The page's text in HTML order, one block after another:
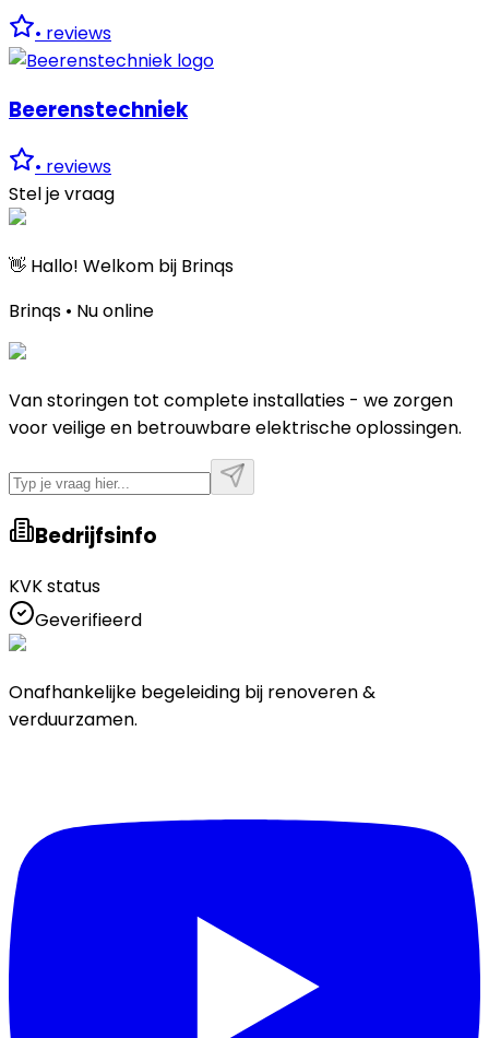
• reviews
Beerenstechniek
• reviews
Stel je vraag
👋 Hallo! Welkom bij Brinqs
Brinqs • Nu online
Van storingen tot complete installaties - we zorgen
voor veilige en betrouwbare elektrische oplossingen.
Bedrijfsinfo
KVK status
Geverifieerd
Onafhankelijke begeleiding bij renoveren &
verduurzamen.